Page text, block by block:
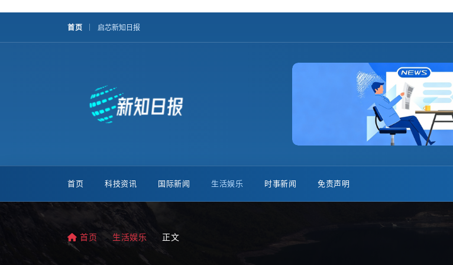
首页 启芯新知日报
首页 科技资讯 国际新闻 生活娱乐 时事新闻 免责声明
首页 生活娱乐 正文